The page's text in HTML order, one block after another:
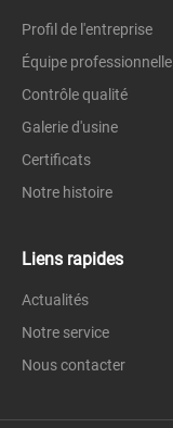
Profil de l'entreprise
Équipe professionnelle
Contrôle qualité
Galerie d'usine
Certificats
Notre histoire
Liens rapides
Actualités
Notre service
Nous contacter